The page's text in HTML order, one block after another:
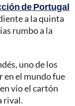
de Portugal
a la quinta
rumbo a la
uno de los
en el mundo fue
vio el cartón
rival.